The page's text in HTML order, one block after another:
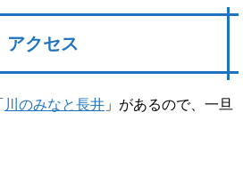
アクセス
川のみなと長井 」があるので、一旦